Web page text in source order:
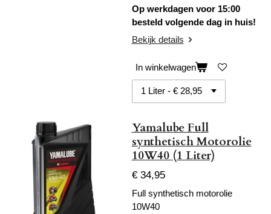
Op werkdagen voor 15:00
besteld volgende dag in huis!
Bekijk details
In winkelwagen
Yamalube Full
synthetisch Motorolie
10W40 (1 Liter)
€ 34,95
Full synthetisch motorolie
10W40